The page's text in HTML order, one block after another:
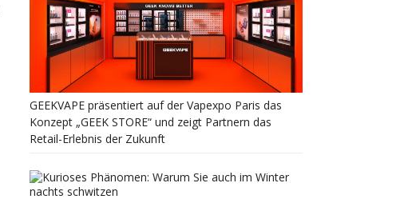
GEEKVAPE präsentiert auf der Vapexpo Paris das
Konzept „GEEK STORE“ und zeigt Partnern das
Retail-Erlebnis der Zukunft